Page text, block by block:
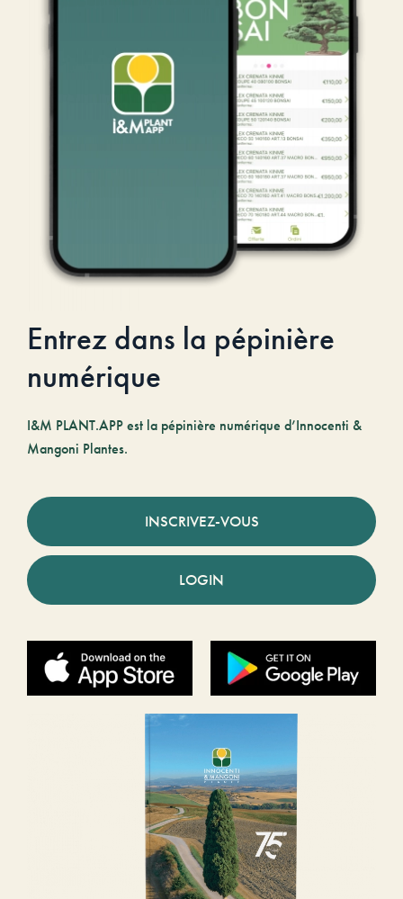
Entrez dans la pépinière
numérique
I&M PLANT.APP est la pépinière numérique d’Innocenti &
Mangoni Plantes.
INSCRIVEZ-VOUS
LOGIN